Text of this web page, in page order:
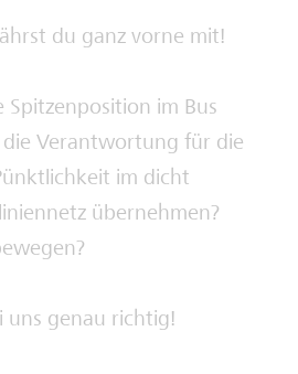
und Ausbilder
du ganz vorne mit!
Spitzenposition im Bus
Verantwortung für die
im dicht
übernehmen?
uns genau richtig!